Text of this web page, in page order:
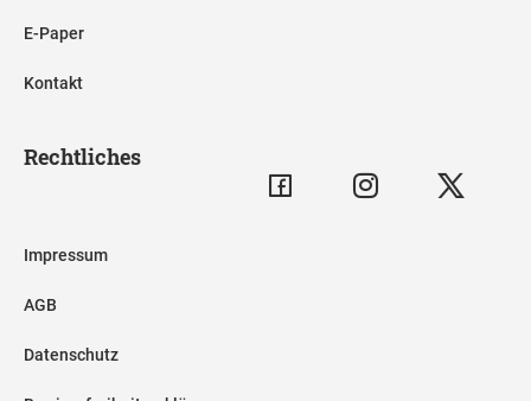
E-Paper
Kontakt
Rechtliches
Impressum
AGB
Datenschutz